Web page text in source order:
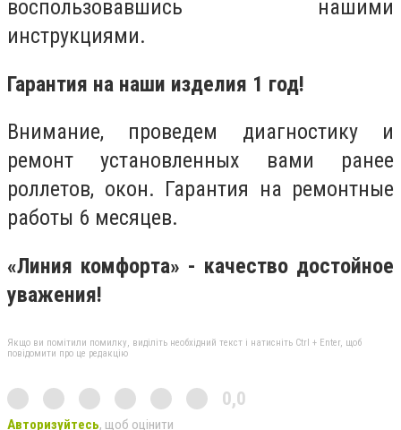
воспользовавшись нашими
инструкциями.
Гарантия на наши изделия 1 год!
Внимание, проведем диагностику и
ремонт установленных вами ранее
роллетов, окон. Гарантия на ремонтные
работы 6 месяцев.
«Линия комфорта» - качество достойное
уважения!
Якщо ви помітили помилку, виділіть необхідний текст і натисніть Ctrl + Enter, щоб
повідомити про це редакцію
0,0
Авторизуйтесь, щоб оцінити